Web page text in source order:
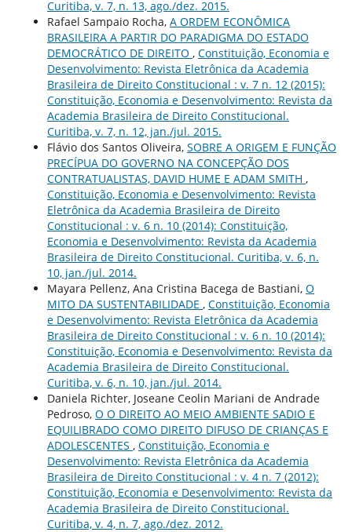
Curitiba, v. 7, n. 13, ago./dez. 2015.
Rafael Sampaio Rocha, A ORDEM ECONÔMICA
BRASILEIRA A PARTIR DO PARADIGMA DO ESTADO
DEMOCRÁTICO DE DIREITO , Constituição, Economia e
Desenvolvimento: Revista Eletrônica da Academia
Brasileira de Direito Constitucional : v. 7 n. 12 (2015):
Constituição, Economia e Desenvolvimento: Revista da
Academia Brasileira de Direito Constitucional.
Curitiba, v. 7, n. 12, jan./jul. 2015.
Flávio dos Santos Oliveira, SOBRE A ORIGEM E FUNÇÃO
PRECÍPUA DO GOVERNO NA CONCEPÇÃO DOS
CONTRATUALISTAS, DAVID HUME E ADAM SMITH ,
Constituição, Economia e Desenvolvimento: Revista
Eletrônica da Academia Brasileira de Direito
Constitucional : v. 6 n. 10 (2014): Constituição,
Economia e Desenvolvimento: Revista da Academia
Brasileira de Direito Constitucional. Curitiba, v. 6, n.
10, jan./jul. 2014.
Mayara Pellenz, Ana Cristina Bacega de Bastiani, O
MITO DA SUSTENTABILIDADE , Constituição, Economia
e Desenvolvimento: Revista Eletrônica da Academia
Brasileira de Direito Constitucional : v. 6 n. 10 (2014):
Constituição, Economia e Desenvolvimento: Revista da
Academia Brasileira de Direito Constitucional.
Curitiba, v. 6, n. 10, jan./jul. 2014.
Daniela Richter, Joseane Ceolin Mariani de Andrade
Pedroso, O O DIREITO AO MEIO AMBIENTE SADIO E
EQUILIBRADO COMO DIREITO DIFUSO DE CRIANÇAS E
ADOLESCENTES , Constituição, Economia e
Desenvolvimento: Revista Eletrônica da Academia
Brasileira de Direito Constitucional : v. 4 n. 7 (2012):
Constituição, Economia e Desenvolvimento: Revista da
Academia Brasileira de Direito Constitucional.
Curitiba, v. 4, n. 7, ago./dez. 2012.